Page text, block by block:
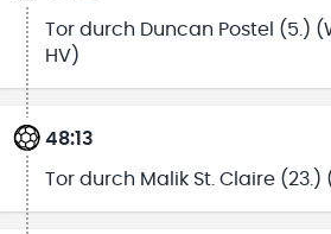
Tor durch Duncan Postel (5.)
HV)
48:13
Tor durch Malik St. Claire (23.)